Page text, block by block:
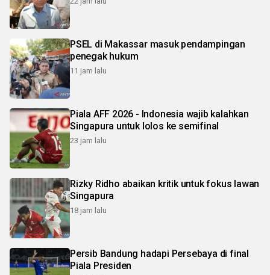
PSEL di Makassar masuk pendampingan
penegak hukum
11 jam lalu
Piala AFF 2026 - Indonesia wajib kalahkan
Singapura untuk lolos ke semifinal
23 jam lalu
Rizky Ridho abaikan kritik untuk fokus lawan
Singapura
18 jam lalu
Persib Bandung hadapi Persebaya di final
Piala Presiden